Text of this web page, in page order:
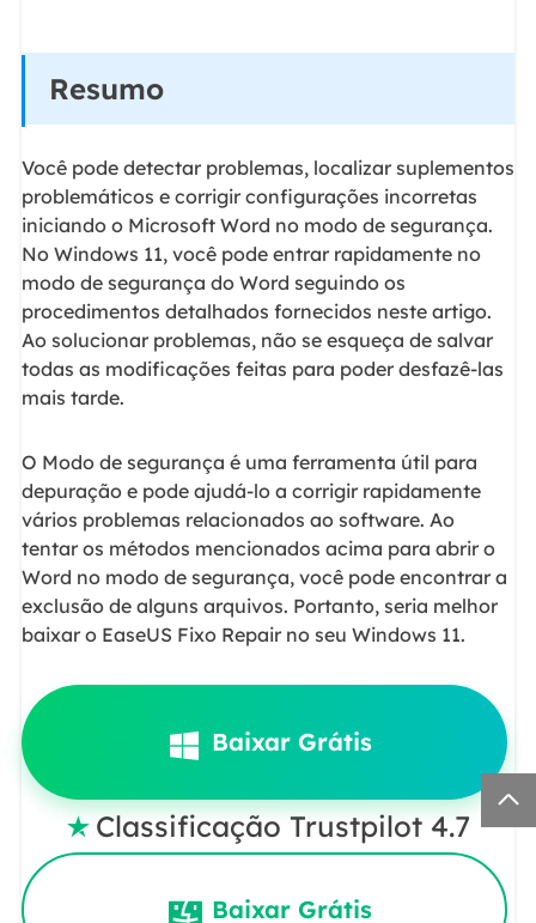
Resumo
Você pode detectar problemas, localizar suplementos
problemáticos e corrigir configurações incorretas
iniciando o Microsoft Word no modo de segurança.
No Windows 11, você pode entrar rapidamente no
modo de segurança do Word seguindo os
procedimentos detalhados fornecidos neste artigo.
Ao solucionar problemas, não se esqueça de salvar
todas as modificações feitas para poder desfazê-las
mais tarde.
O Modo de segurança é uma ferramenta útil para
depuração e pode ajudá-lo a corrigir rapidamente
vários problemas relacionados ao software. Ao
tentar os métodos mencionados acima para abrir o
Word no modo de segurança, você pode encontrar a
exclusão de alguns arquivos. Portanto, seria melhor
baixar o EaseUS Fixo Repair no seu Windows 11.
Baixar Grátis
 Classificação Trustpilot 4.7
Baixar Grátis
